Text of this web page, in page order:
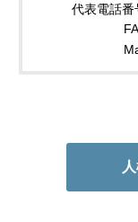
代表電話番